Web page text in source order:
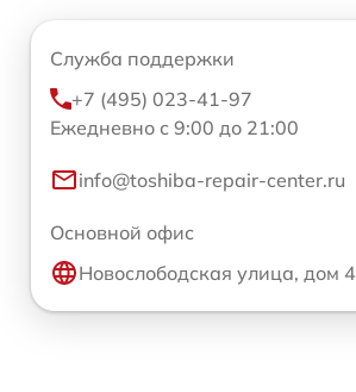
Служба поддержки
+7 (495) 023-41-97
Ежедневно с 9:00 до 21:00
info@toshiba-repair-center.ru
Основной офис
Новослободская улица, дом 4